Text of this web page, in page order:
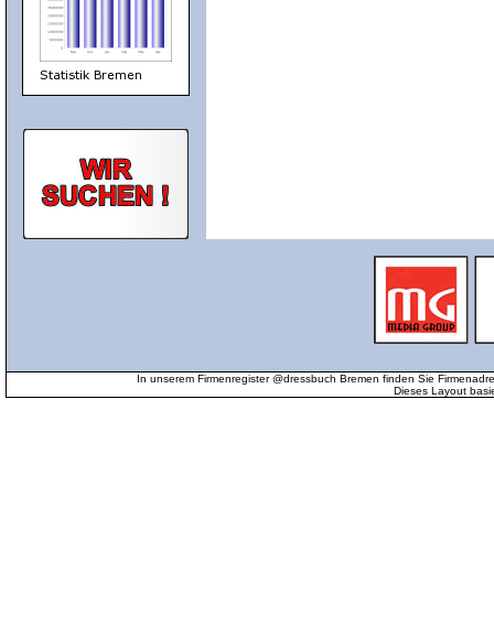
In unserem Firmenregister @dressbuch Bremen finden Sie
Dieses Layout